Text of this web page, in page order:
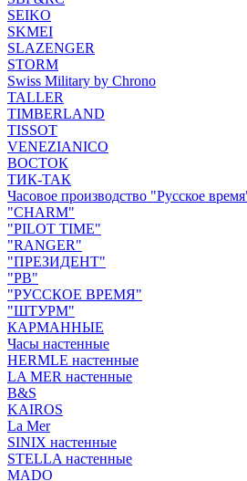
SEIKO
SKMEI
SLAZENGER
STORM
Swiss Military by Chrono
TALLER
TIMBERLAND
TISSOT
VENEZIANICO
ВОСТОК
ТИК-ТАК
Часовое производство "Русское
"CHARM"
"PILOT TIME"
"RANGER"
"ПРЕЗИДЕНТ"
"РВ"
"РУССКОЕ ВРЕМЯ"
"ШТУРМ"
КАРМАННЫЕ
Часы настенные
HERMLE настенные
LA MER настенные
B&S
KAIROS
La Mer
SINIX настенные
STELLA настенные
MADO